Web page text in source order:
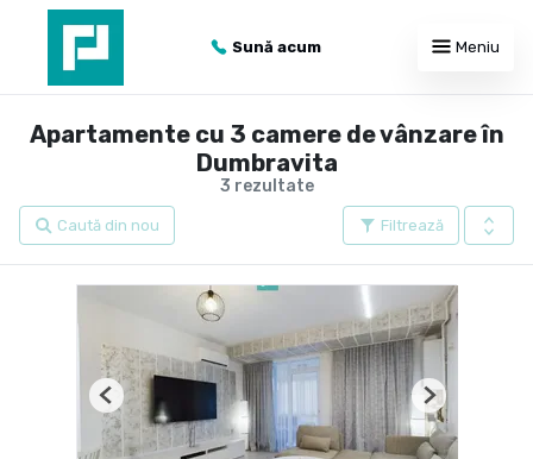
Sună acum Meniu
3 rezultate
Apartamente cu 3 camere de vânzare în
Dumbravita
Filtrează
Caută din nou
Previous Next